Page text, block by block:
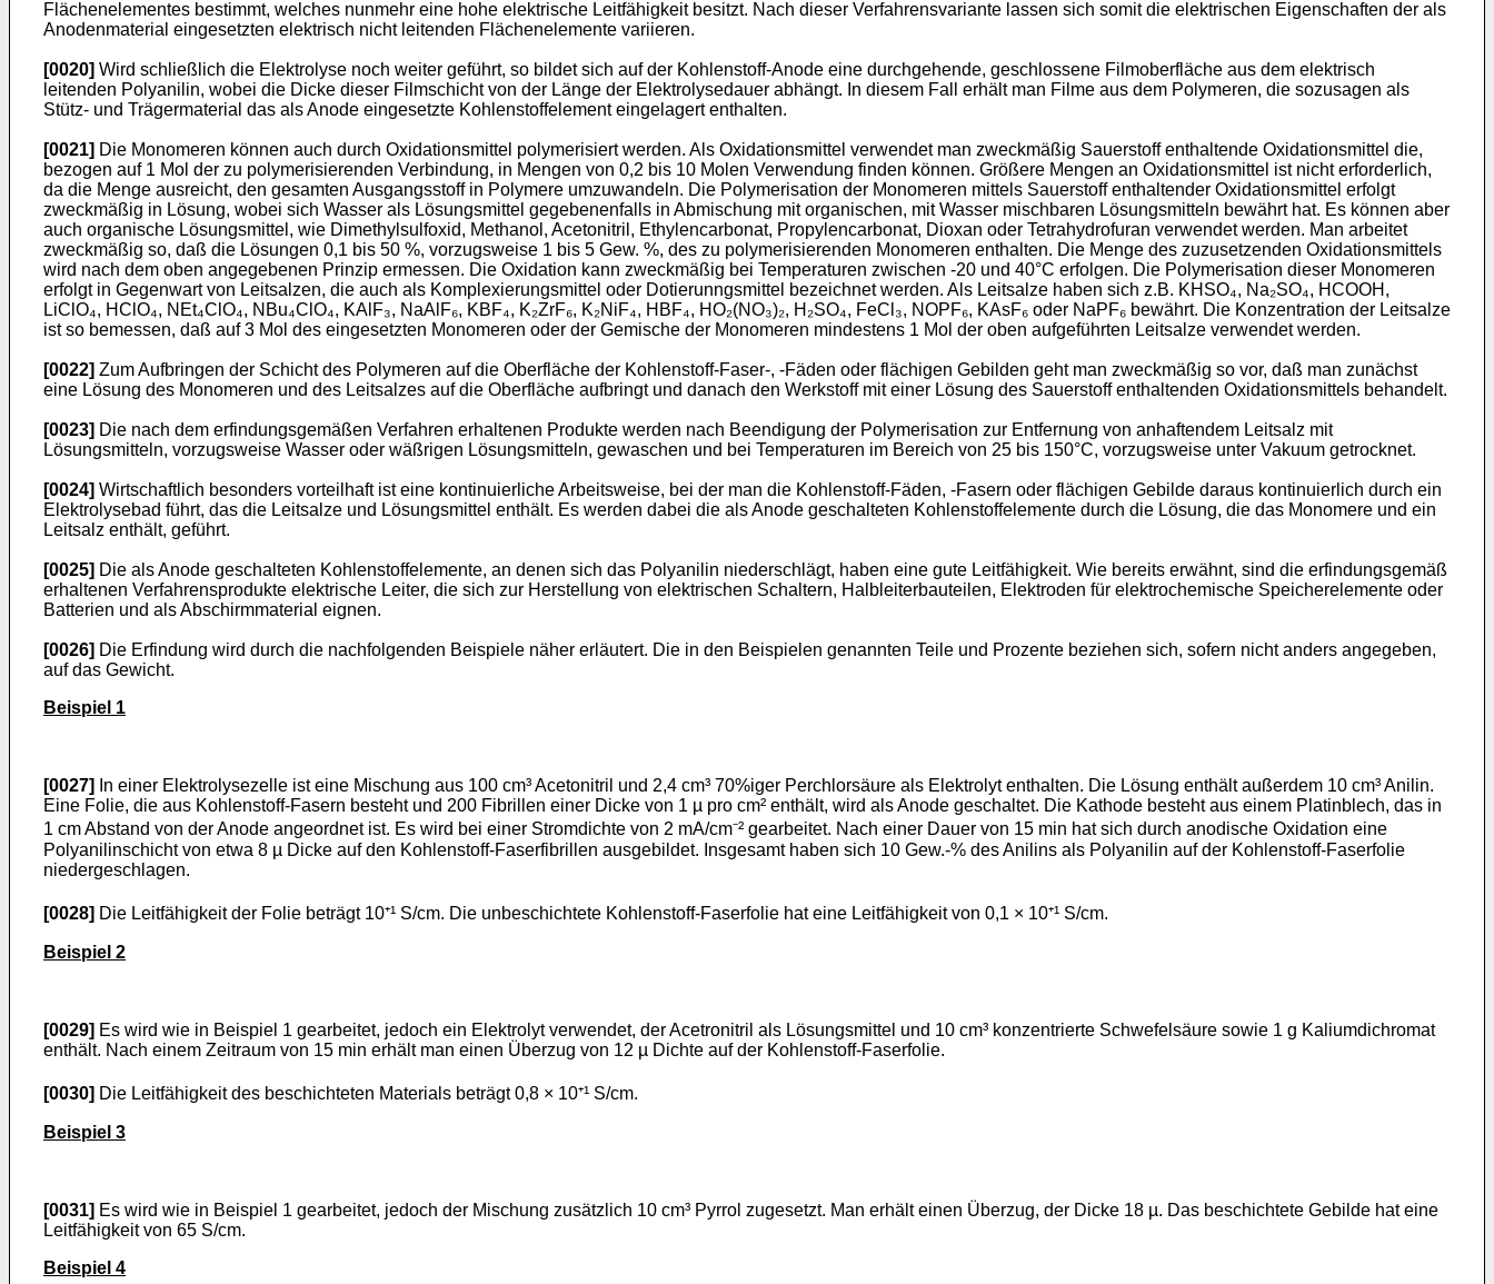
Flächenelementes bestimmt, welches nunmehr eine hohe elektrische Leit­fähigkeit besitzt. Nach dieser Verfahrensvariante lassen sich somit die elektrischen Eigenschaften der als
Anodenmaterial eingesetzten elektrisch nicht leitenden Flächenelemente variieren.
[0020] Wird schließlich die Elektrolyse noch weiter geführt, so bildet sich auf der Kohlenstoff-Anode eine durchgehende, geschlossene Filmoberfläche aus dem elektrisch
leitenden Polyanilin, wobei die Dicke dieser Filmschicht von der Länge der Elektrolysedauer abhängt. In diesem Fall erhält man Filme aus dem Polymeren, die sozusagen als
Stütz- und Trägermaterial das als Anode eingesetzte Kohlenstoffelement eingelagert enthalten.
[0021] Die Monomeren können auch durch Oxidationsmittel polymerisiert werden. Als Oxidationsmittel verwendet man zweckmäßig Sauerstoff enthaltende Oxidationsmittel die,
bezogen auf 1 Mol der zu polymerisierenden Verbin­dung, in Mengen von 0,2 bis 10 Molen Verwendung finden können. Größere Mengen an Oxidationsmittel ist nicht erforderlich,
da die Menge aus­reicht, den gesamten Ausgangsstoff in Polymere umzuwandeln. Die Poly­merisation der Monomeren mittels Sauerstoff enthaltender Oxidationsmittel erfolgt
zweckmäßig in Lösung, wobei sich Wasser als Lösungsmittel gege­benenfalls in Abmischung mit organischen, mit Wasser mischbaren Lösungs­mitteln bewährt hat. Es können aber
auch organische Lösungsmittel, wie Dimethylsulfoxid, Methanol, Acetonitril, Ethylencarbonat, Propylen­carbonat, Dioxan oder Tetrahydrofuran verwendet werden. Man arbeitet
zweckmäßig so, daß die Lösungen 0,1 bis 50 %, vorzugsweise 1 bis 5 Gew. %, des zu polymerisierenden Monomeren enthalten. Die Menge des zuzusetzenden Oxidationsmittels
wird nach dem oben angegebenen Prinzip ermessen. Die Oxidation kann zweckmäßig bei Temperaturen zwischen -20 und 40°C er­folgen. Die Polymerisation dieser Monomeren
erfolgt in Gegenwart von Leitsalzen, die auch als Komplexierungsmittel oder Dotierunngsmittel bezeichnet werden. Als Leitsalze haben sich z.B. KHSO₄, Na₂SO₄, HCOOH,
LiClO₄, HClO₄, NEt₄ClO₄, NBu₄ClO₄, KAlF₃, NaAlF₆, KBF₄, K₂ZrF₆, K₂NiF₄, HBF₄, HO₂(NO₃)₂, H₂SO₄, FeCl₃, NOPF₆, KAsF₆ oder NaPF₆ bewährt. Die Konzentration der Leitsalze
ist so bemessen, daß auf 3 Mol des einge­setzten Monomeren oder der Gemische der Monomeren mindestens 1 Mol der oben aufgeführten Leitsalze verwendet werden.
[0022] Zum Aufbringen der Schicht des Polymeren auf die Oberfläche der Kohlen­stoff-Faser-, -Fäden oder flächigen Gebilden geht man zweckmäßig so vor, daß man zunächst
eine Lösung des Monomeren und des Leitsalzes auf die Oberfläche aufbringt und danach den Werkstoff mit einer Lösung des Sauer­stoff enthaltenden Oxidationsmittels behandelt.
[0023] Die nach dem erfindungsgemäßen Verfahren erhaltenen Produkte werden nach Beendigung der Polymerisation zur Entfernung von anhaftendem Leitsalz mit
Lösungsmitteln, vorzugsweise Wasser oder wäßrigen Lösungsmitteln, ge­waschen und bei Temperaturen im Bereich von 25 bis 150°C, vorzugsweise unter Vakuum getrocknet.
[0024] Wirtschaftlich besonders vorteilhaft ist eine kontinuierliche Arbeits­weise, bei der man die Kohlenstoff-Fäden, -Fasern oder flächigen Gebilde daraus kontinuierlich durch ein
Elektrolysebad führt, das die Leitsalze und Lösungsmittel enthält. Es werden dabei die als Anode geschalteten Kohlenstoffelemente durch die Lösung, die das Monomere und ein
Leitsalz enthält, geführt.
[0025] Die als Anode geschalteten Kohlenstoffelemente, an denen sich das Poly­anilin niederschlägt, haben eine gute Leitfähigkeit. Wie bereits erwähnt, sind die erfindungsgemäß
erhaltenen Verfahrensprodukte elektrische Leiter, die sich zur Herstellung von elektrischen Schaltern, Halbleiter­bauteilen, Elektroden für elektrochemische Speicherelemente oder
Batte­rien und als Abschirmmaterial eignen.
[0026] Die Erfindung wird durch die nachfolgenden Beispiele näher erläutert. Die in den Beispielen genannten Teile und Prozente beziehen sich, sofern nicht anders angegeben,
auf das Gewicht.
Beispiel 1
[0027]
In einer Elektrolysezelle ist eine Mischung aus 100 cm³ Acetonitril und 2,4 cm³ 70%iger Perchlorsäure als Elektrolyt enthalten. Die Lösung ent­hält außerdem 10 cm³ Anilin.
Eine Folie, die aus Kohlenstoff-Fasern besteht und 200 Fibrillen einer Dicke von 1 µ pro cm² enthält, wird als Anode geschaltet. Die Kathode besteht aus einem Platinblech, das in
1 cm Abstand von der Anode angeordnet ist. Es wird bei einer Stromdichte von 2 mA/cm⁻² gearbeitet. Nach einer Dauer von 15 min hat sich durch anodi­sche Oxidation eine
Polyanilinschicht von etwa 8 µ Dicke auf den Kohlenstoff-Faserfibrillen ausgebildet. Insgesamt haben sich 10 Gew.-% des Anilins als Polyanilin auf der Kohlenstoff-Faserfolie
niederge­schlagen.
[0028] Die Leitfähigkeit der Folie beträgt 10⁺¹ S/cm. Die unbeschichtete Kohlenstoff-Faserfolie hat eine Leitfähigkeit von 0,1 × 10⁺¹ S/cm.
Beispiel 2
[0029] Es wird wie in Beispiel 1 gearbeitet, jedoch ein Elektrolyt verwendet, der Acetronitril als Lösungsmittel und 10 cm³ konzentrierte Schwefelsäure sowie 1 g Kaliumdichromat
enthält. Nach einem Zeitraum von 15 min erhält man einen Überzug von 12 µ Dichte auf der Kohlenstoff-Faserfolie.
[0030] Die Leitfähigkeit des beschichteten Materials beträgt 0,8 × 10⁺¹ S/cm.
Beispiel 3
[0031] Es wird wie in Beispiel 1 gearbeitet, jedoch der Mischung zusätzlich 10 cm³ Pyrrol zugesetzt. Man erhält einen Überzug, der Dicke 18 µ. Das beschichtete Gebilde hat eine
Leitfähigkeit von 65 S/cm.
Beispiel 4